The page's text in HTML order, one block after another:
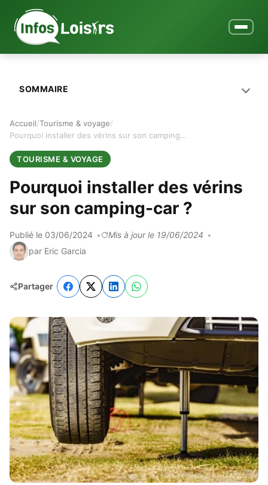
Ouvrir le
Accueil Tourisme & voyage
Pourquoi installer des vérins sur son camping-car ?
TOURISME & VOYAGE
Pourquoi installer des vérins
sur son camping-car ?
Publié le 03/06/2024
Mis à jour le 19/06/2024
par Eric Garcia
Partager
SOMMAIRE